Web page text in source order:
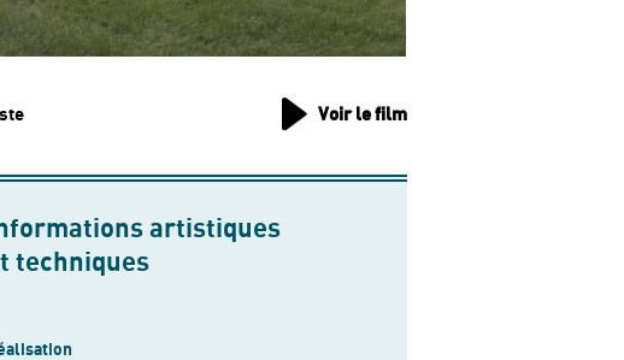
Voir le film
artistiques
techniques